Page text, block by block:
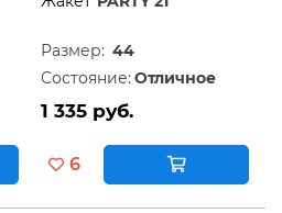
Размер: 44
Состояние: Отличное
1 335 руб.
6